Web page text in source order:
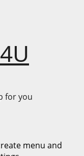
for you
menu and